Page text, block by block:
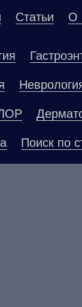
Статьи О
Поиск по